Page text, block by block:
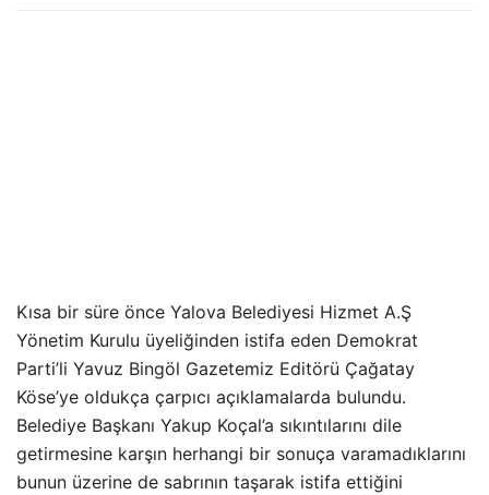
Kısa bir süre önce Yalova Belediyesi Hizmet A.Ş
Yönetim Kurulu üyeliğinden istifa eden Demokrat
Parti’li Yavuz Bingöl Gazetemiz Editörü Çağatay
Köse’ye oldukça çarpıcı açıklamalarda bulundu.
Belediye Başkanı Yakup Koçal’a sıkıntılarını dile
getirmesine karşın herhangi bir sonuça varamadıklarını
bunun üzerine de sabrının taşarak istifa ettiğini